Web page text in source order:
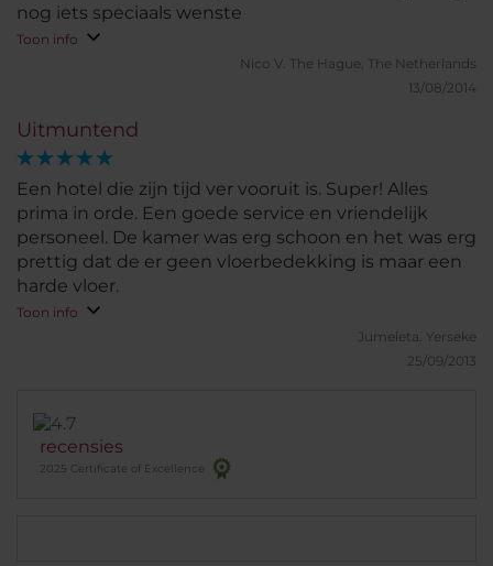
nog iets speciaals wenste
Toon info
Nico V. The Hague, The Netherlands
13/08/2014
Uitmuntend
Een hotel die zijn tijd ver vooruit is. Super! Alles
prima in orde. Een goede service en vriendelijk
personeel. De kamer was erg schoon en het was erg
prettig dat de er geen vloerbedekking is maar een
harde vloer.
Toon info
Jumeleta. Yerseke
25/09/2013
recensies
2025 Certificate of Excellence